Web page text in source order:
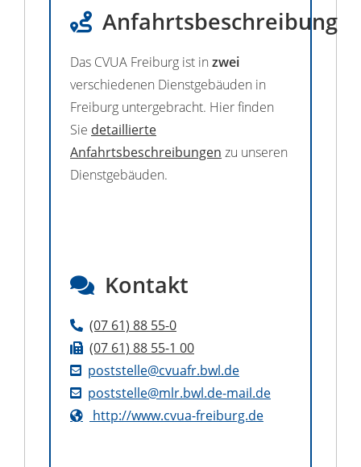
Anfahrtsbeschreibung
Das CVUA Freiburg ist in zwei
verschiedenen Dienstgebäuden in
Freiburg untergebracht. Hier finden
Sie detaillierte
Anfahrtsbeschreibungen zu unseren
Dienstgebäuden.
Kontakt
(07 61) 88 55-0
(07 61) 88 55-1 00
poststelle@cvuafr.bwl.de
poststelle@mlr.bwl.de-mail.de
http://www.cvua-freiburg.de